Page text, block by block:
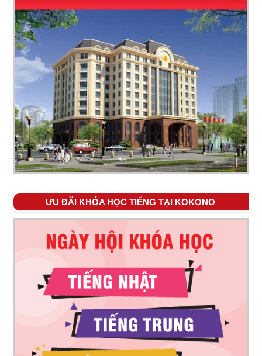
ƯU ĐÃI KHÓA HỌC TIẾNG TẠI KOKONO